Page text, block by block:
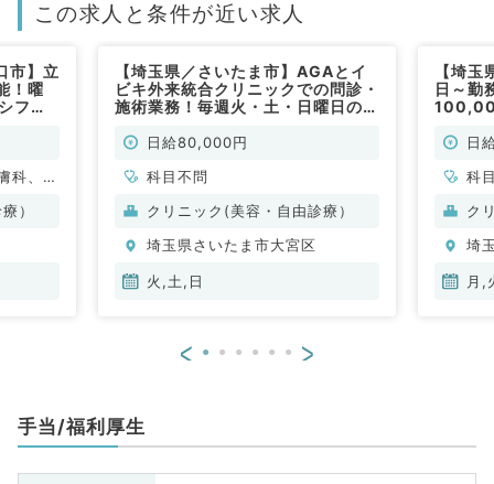
この求人と条件が近い求人
市】立
！曜
フト
科、一
外科、
）
【埼玉県／さいたま市】AGAとイ
ビキ外来統合クリニックでの問診・
施術業務！毎週火・土・日曜日のご
の勤務です◎（科目不問／非常勤）
日給80,000円
科目不問
クリニック(美容・自由診療）
埼玉県さいたま市大宮区
火,土,日
【埼
日～
日
科
ク
埼
月,
< >
手当/福利厚生